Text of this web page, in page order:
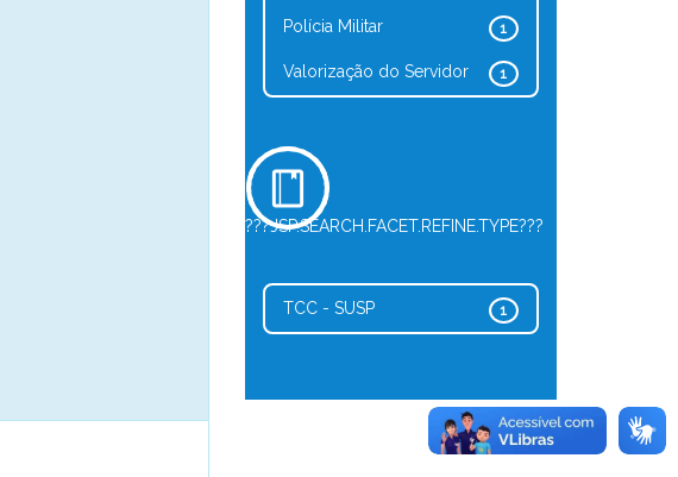
1
Polícia Militar
1
Valorização do Servidor
???JSP.SEARCH.FACET.REFINE.TYPE???
1
TCC - SUSP